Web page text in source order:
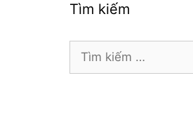
Tìm kiếm
Tìm